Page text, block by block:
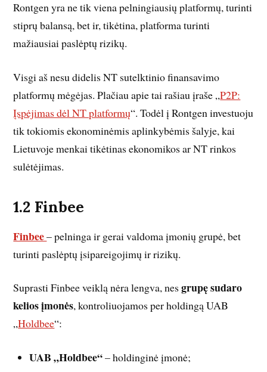
Rontgen yra ne tik viena pelningiausių platformų, turinti
stiprų balansą, bet ir, tikėtina, platforma turinti
mažiausiai paslėptų rizikų.
Visgi aš nesu didelis NT sutelktinio finansavimo
platformų mėgėjas. Plačiau apie tai rašiau įraše „P2P:
Įspėjimas dėl NT platformų“. Todėl į Rontgen investuoju
tik tokiomis ekonominėmis aplinkybėmis šalyje, kai
Lietuvoje menkai tikėtinas ekonomikos ar NT rinkos
sulėtėjimas.
1.2 Finbee
Finbee– pelninga ir gerai valdoma įmonių grupė, bet
turinti paslėptų įsipareigojimų ir rizikų.
Suprasti Finbee veiklą nėra lengva, nesgrupę sudaro
kelios įmonės, kontroliuojamos per holdingą UAB
„Holdbee“:
UAB „Holdbee“– holdinginė įmonė;